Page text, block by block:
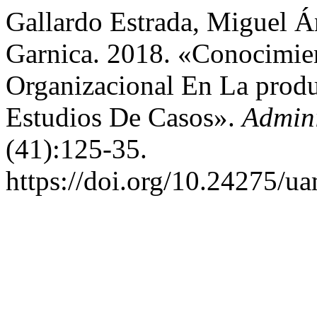
Gallardo Estrada, Miguel
Garnica. 2018.
Organizacional En La
Estudios De Casos».
(41):125-35.
https://doi.org/10.24275/